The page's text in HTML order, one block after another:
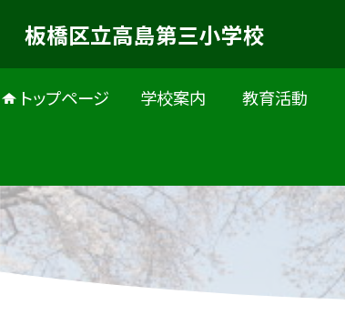
板橋区立高島第三小学校
トップページ 学校案内 教育活動